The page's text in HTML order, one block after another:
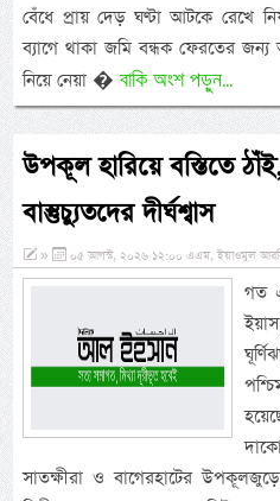
বেঁধে প্রায় দেড় ঘণ্টা আটকে রেখে
ব্যাগে থাকা জমি বন্ধক ফেরতের
নিয়ে নেয়া �বাকি অংশ পড়ুন...
উপকূল হারিয়ে বস্তিতে
বাস্তুচ্যুতদের দীর্ঘশ্বাস
» ০৫ আগস্ট, ২০২৬ ১২:০০ এএম, ইয়াওমুল
গত
সাতক্ষীরা ও বাগেরহাটের